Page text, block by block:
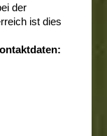
der
ist dies